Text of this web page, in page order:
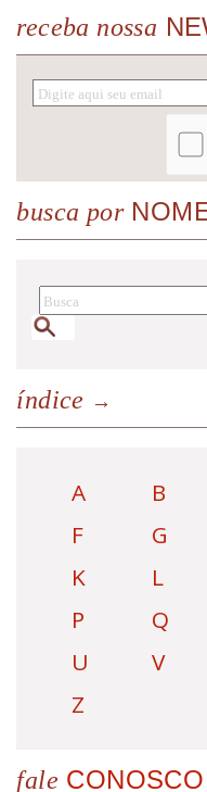
receba nossa
busca por
índice
A B
F
G
K
L
P
Q
U
V
Z
fale CONOSCO